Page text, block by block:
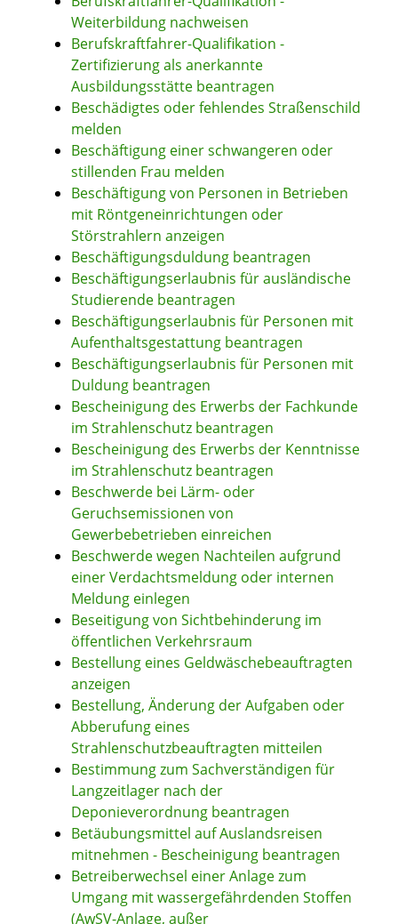
Weiterbildung nachweisen
Berufskraftfahrer-Qualifikation -
Zertifizierung als anerkannte
Ausbildungsstätte beantragen
Beschädigtes oder fehlendes Straßenschild
melden
Beschäftigung einer schwangeren oder
stillenden Frau melden
Beschäftigung von Personen in Betrieben
mit Röntgeneinrichtungen oder
Störstrahlern anzeigen
Beschäftigungsduldung beantragen
Beschäftigungserlaubnis für ausländische
Studierende beantragen
Beschäftigungserlaubnis für Personen mit
Aufenthaltsgestattung beantragen
Beschäftigungserlaubnis für Personen mit
Duldung beantragen
Bescheinigung des Erwerbs der Fachkunde
im Strahlenschutz beantragen
Bescheinigung des Erwerbs der Kenntnisse
im Strahlenschutz beantragen
Beschwerde bei Lärm- oder
Geruchsemissionen von
Gewerbebetrieben einreichen
Beschwerde wegen Nachteilen aufgrund
einer Verdachtsmeldung oder internen
Meldung einlegen
Beseitigung von Sichtbehinderung im
öffentlichen Verkehrsraum
Bestellung eines Geldwäschebeauftragten
anzeigen
Bestellung, Änderung der Aufgaben oder
Abberufung eines
Strahlenschutzbeauftragten mitteilen
Bestimmung zum Sachverständigen für
Langzeitlager nach der
Deponieverordnung beantragen
Betäubungsmittel auf Auslandsreisen
mitnehmen - Bescheinigung beantragen
Betreiberwechsel einer Anlage zum
Umgang mit wassergefährdenden Stoffen
(AwSV-Anlage, außer